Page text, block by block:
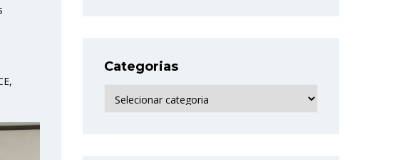
Categorias
Categorias